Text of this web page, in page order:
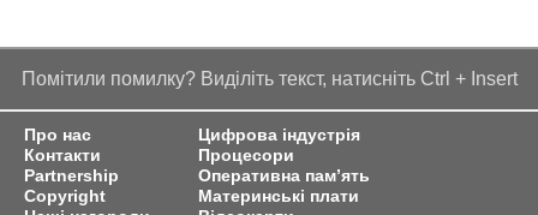
Помітили помилку? Виділіть текст, натисніть Ctrl + Insert
Про нас
Контакти
Partnership
Copyright
Цифрова індустрія
Процесори
Оперативна пам’ять
Материнські плати